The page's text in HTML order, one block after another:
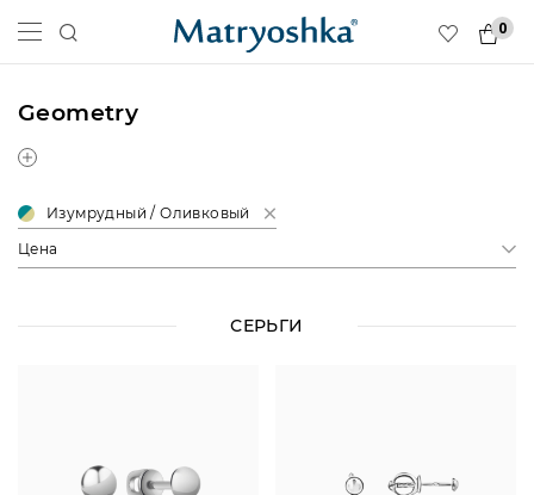
0
Geometry
Изумрудный / Оливковый
Цена
СЕРЬГИ